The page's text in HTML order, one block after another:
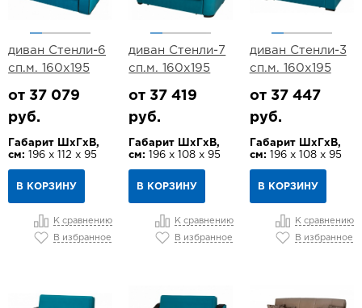
диван Стенли-6
сп.м. 160х195
от 37 079
руб.
Габарит ШхГхВ,
см: 196 х 112 х 95
В КОРЗИНУ
К сравнению
В избранное
диван Стенли-7
сп.м. 160х195
от 37 419
руб.
Габарит ШхГхВ,
см:
196 х 108 х 95
В КОРЗИНУ
К сравнению
В избранное
диван Стенли-3
сп.м. 160х195
от 37 447
руб.
Габарит ШхГхВ,
см: 196 х 108 х 95
В КОРЗИНУ
К сравнению
В избранное